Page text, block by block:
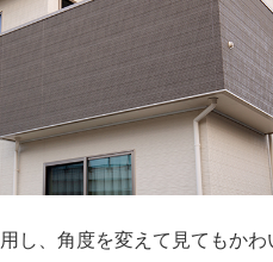
し、角度を変えて見てもかわ